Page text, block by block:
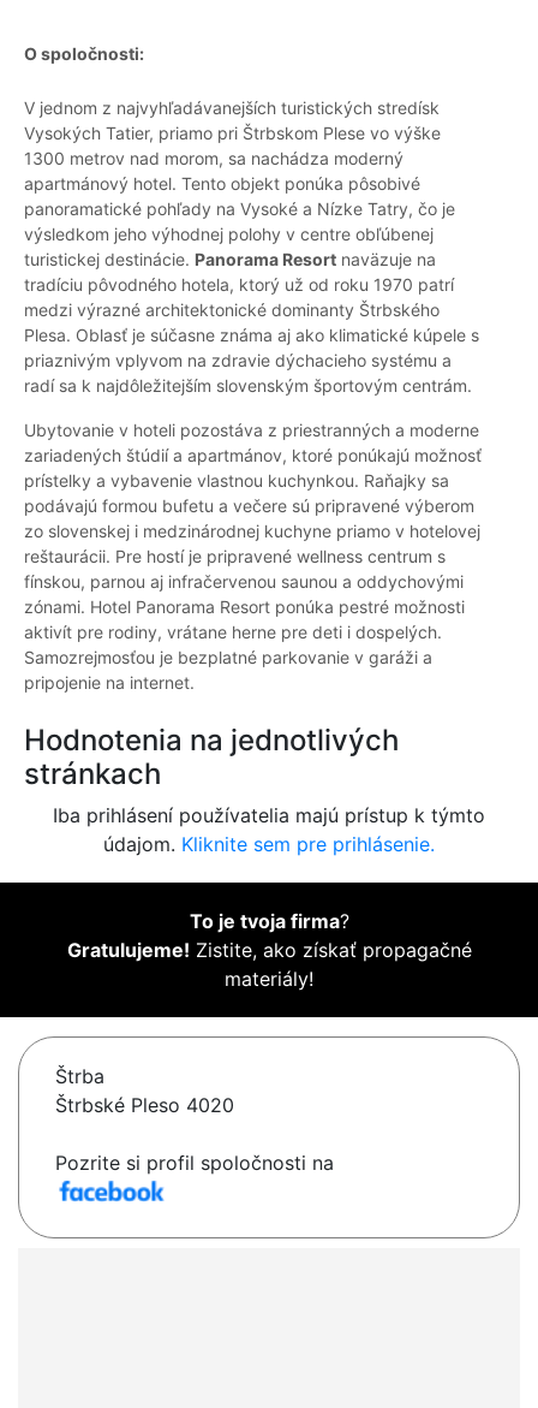
O spoločnosti:
V jednom z najvyhľadávanejších turistických stredísk
Vysokých Tatier, priamo pri Štrbskom Plese vo výške
1300 metrov nad morom, sa nachádza moderný
apartmánový hotel. Tento objekt ponúka pôsobivé
panoramatické pohľady na Vysoké a Nízke Tatry, čo je
výsledkom jeho výhodnej polohy v centre obľúbenej
turistickej destinácie. Panorama Resort naväzuje na
tradíciu pôvodného hotela, ktorý už od roku 1970 patrí
medzi výrazné architektonické dominanty Štrbského
Plesa. Oblasť je súčasne známa aj ako klimatické kúpele s
priaznivým vplyvom na zdravie dýchacieho systému a
radí sa k najdôležitejším slovenským športovým centrám.
Ubytovanie v hoteli pozostáva z priestranných a moderne
zariadených štúdií a apartmánov, ktoré ponúkajú možnosť
prístelky a vybavenie vlastnou kuchynkou. Raňajky sa
podávajú formou bufetu a večere sú pripravené výberom
zo slovenskej i medzinárodnej kuchyne priamo v hotelovej
reštaurácii. Pre hostí je pripravené wellness centrum s
fínskou, parnou aj infračervenou saunou a oddychovými
zónami. Hotel Panorama Resort ponúka pestré možnosti
aktivít pre rodiny, vrátane herne pre deti i dospelých.
Samozrejmosťou je bezplatné parkovanie v garáži a
pripojenie na internet.
Hodnotenia na jednotlivých
stránkach
Iba prihlásení používatelia majú prístup k týmto
údajom. Kliknite sem pre prihlásenie.
To je tvoja firma?
Gratulujeme! Zistite, ako získať propagačné
materiály!
Štrba
Štrbské Pleso 4020
Pozrite si profil spoločnosti na